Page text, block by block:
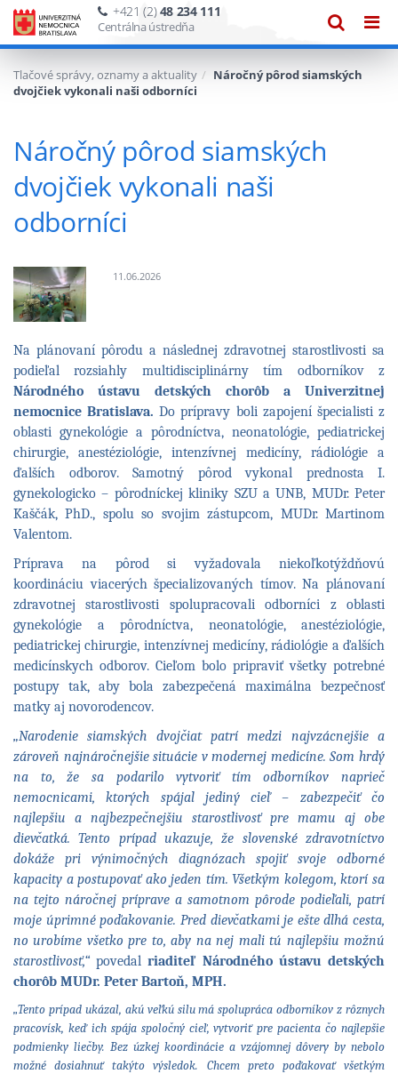
+421 (2)48 234 111
Centrálna ústredňa
Tlačové správy, oznamy a aktuality
Náročný pôrod siamských
dvojčiek vykonali naši odborníci
Náročný pôrod siamských
dvojčiek vykonali naši
odborníci
ku
správe:
Náročný
pôrod
siamských
dvojčiek
vykonali
naši
odborníci
11.06.2026
Na plánovaní pôrodu a následnej zdravotnej starostlivosti sa
podieľal rozsiahly multidisciplinárny tím odborníkov z
Národného ústavu detských chorôb a Univerzitnej
nemocnice Bratislava.Do prípravy boli zapojení špecialisti z
oblasti gynekológie a pôrodníctva, neonatológie, pediatrickej
chirurgie, anestéziológie, intenzívnej medicíny, rádiológie a
ďalších odborov. Samotný pôrod vykonal prednosta I.
gynekologicko – pôrodníckej kliniky SZU a UNB, MUDr. Peter
Kaščák, PhD., spolu so svojim zástupcom, MUDr. Martinom
Valentom.
Príprava na pôrod si vyžadovala niekoľkotýždňovú
koordináciu viacerých špecializovaných tímov. Na plánovaní
zdravotnej starostlivosti spolupracovali odborníci z oblasti
gynekológie a pôrodníctva, neonatológie, anestéziológie,
pediatrickej chirurgie, intenzívnej medicíny, rádiológie a ďalších
medicínskych odborov. Cieľom bolo pripraviť všetky potrebné
postupy tak, aby bola zabezpečená maximálna bezpečnosť
matky aj novorodencov.
„Narodenie siamských dvojčiat patrí medzi najvzácnejšie a
zároveň najnáročnejšie situácie v modernej medicíne. Som hrdý
na to, že sa podarilo vytvoriť tím odborníkov naprieč
nemocnicami, ktorých spájal jediný cieľ – zabezpečiť čo
najlepšiu a najbezpečnejšiu starostlivosť pre mamu aj obe
dievčatká. Tento prípad ukazuje, že slovenské zdravotníctvo
dokáže pri výnimočných diagnózach spojiť svoje odborné
kapacity a postupovať ako jeden tím. Všetkým kolegom, ktorí sa
na tejto náročnej príprave a samotnom pôrode podieľali, patrí
moje úprimné poďakovanie. Pred dievčatkami je ešte dlhá cesta,
no urobíme všetko pre to, aby na nej mali tú najlepšiu možnú
starostlivosť,“ povedal riaditeľ Národného ústavu detských
chorôb MUDr. Peter Bartoň, MPH.
„Tento prípad ukázal, akú veľkú silu má spolupráca odborníkov z rôznych
pracovísk, keď ich spája spoločný cieľ, vytvoriť pre pacienta čo najlepšie
podmienky liečby. Bez úzkej koordinácie a vzájomnej dôvery by nebolo
možné dosiahnuť takýto výsledok. Chcem preto poďakovať všetkým